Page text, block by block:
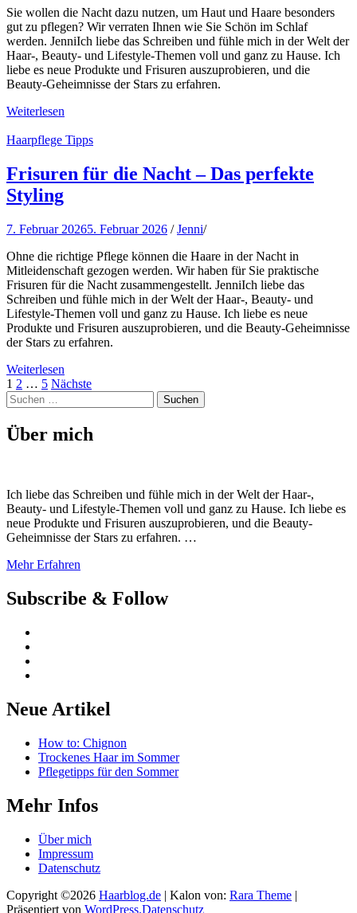
Sie wollen die Nacht dazu nutzen, um Haut und Haare besonders
gut zu pflegen? Wir verraten Ihnen wie Sie Schön im Schlaf
werden. JenniIch liebe das Schreiben und fühle mich in der Welt der
Haar-, Beauty- und Lifestyle-Themen voll und ganz zu Hause. Ich
liebe es neue Produkte und Frisuren auszuprobieren, und die
Beauty-Geheimnisse der Stars zu erfahren.
Weiterlesen
Haarpflege Tipps
Frisuren für die Nacht – Das perfekte
Styling
7. Februar 20265. Februar 2026 /Jenni/
Ohne die richtige Pflege können die Haare in der Nacht in
Mitleidenschaft gezogen werden. Wir haben für Sie praktische
Frisuren für die Nacht zusammengestellt. JenniIch liebe das
Schreiben und fühle mich in der Welt der Haar-, Beauty- und
Lifestyle-Themen voll und ganz zu Hause. Ich liebe es neue
Produkte und Frisuren auszuprobieren, und die Beauty-Geheimnisse
der Stars zu erfahren.
Weiterlesen
Beitragsnavigation
Seite
1 Seite
2 … Seite
5 Nächste
Suchen
nach:
Über mich
Ich liebe das Schreiben und fühle mich in der Welt der Haar-,
Beauty- und Lifestyle-Themen voll und ganz zu Hause. Ich liebe es
neue Produkte und Frisuren auszuprobieren, und die Beauty-
Geheimnisse der Stars zu erfahren. …
Mehr Erfahren
Subscribe & Follow
Neue Artikel
How to: Chignon
Trockenes Haar im Sommer
Pflegetipps für den Sommer
Mehr Infos
Über mich
Impressum
Datenschutz
Copyright ©2026 Haarblog.de | Kalon von: Rara Theme |
Präsentiert von WordPress.Datenschutz